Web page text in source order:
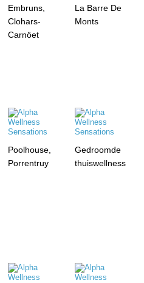
Embruns,
Clohars-
Carnöet
La Barre De
Monts
Poolhouse,
Porrentruy
Gedroomde
thuiswellness